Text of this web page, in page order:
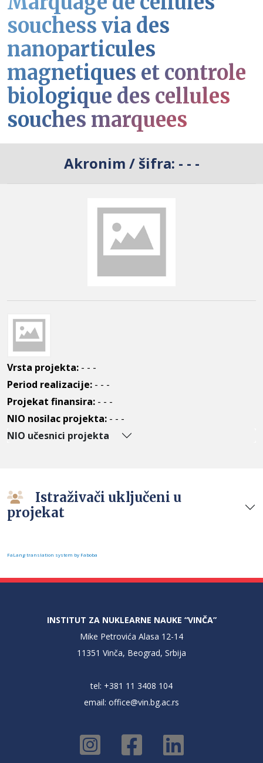
souchess via des
nanoparticules
magnetiques et controle
biologique des cellules
souches marquees
Akronim / šifra: - - -
Vrsta projekta: - - -
Period realizacije: - - -
Projekat finansira: - - -
NIO nosilac projekta: - - -
NIO učesnici projekta
Istraživači uključeni u
projekat
FaLang translation system by Faboba
INSTITUT ZA NUKLEARNE NAUKE “VINČA”
Mike Petrovića Alasa 12-14
11351 Vinča, Beograd, Srbija
tel: +381 11 3408 104
email: office@vin.bg.ac.rs